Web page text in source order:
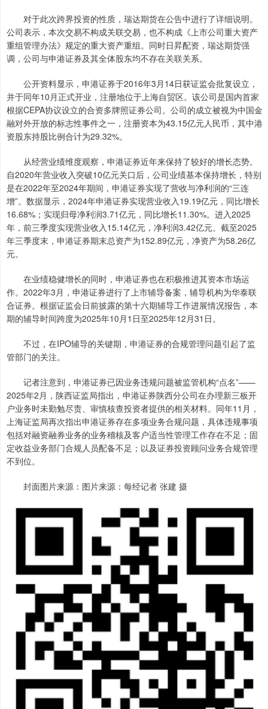
对于此次跨界投资的性质，瑞达期货在公告中进行了详细说明。
公司表示，本次交易不构成关联交易，也不构成《上市公司重大资产
重组管理办法》规定的重大资产重组。同时日昇配资，瑞达期货强
调，公司与申港证券及其全体股东均不存在关联关系。
公开资料显示，申港证券于2016年3月14日获证监会批复设立，
并于同年10月正式开业，注册地位于上海自贸区。该公司是国内首家
根据CEPA协议设立的合资多牌照证券公司。公司的成立被视为中国金
融对外开放的标志性事件之一，注册资本为43.15亿元人民币，其中港
资股东持股比例合计为29.32%。
从经营业绩维度观察，申港证券近年来保持了较好的增长态势。
自2020年营业收入突破10亿元关口后，公司业绩基本保持增长，特别
是在2022年至2024年期间，申港证券实现了营收与净利润的“三连
增”。数据显示，2024年申港证券实现营业收入19.19亿元，同比增长
16.68%；实现归母净利润3.71亿元，同比增长11.30%。进入2025
年，前三季度实现营业收入15.14亿元，净利润3.42亿元。截至2025
年三季度末，申港证券期末总资产为152.89亿元，净资产为58.26亿
元。
在业绩稳健增长的同时，申港证券也在积极推进其资本市场运
作。2022年3月，申港证券进行了上市辅导备案，辅导机构为华泰联
合证券。根据证监会日前披露的第十六期辅导工作进展情况报告，本
期的辅导时间跨度为2025年10月1日至2025年12月31日。
不过，在IPO辅导的关键期，申港证券的合规管理问题引起了监
管部门的关注。
记者注意到，申港证券已因业务违规问题被监管机构“点名”——
2025年2月，陕西证监局指出，申港证券陕西分公司在办理新三板开
户业务时未勤勉尽责、审慎核查投资者提供的相关材料。同年11月，
上海证监局再次指出申港证券存在多项业务合规问题，具体违规事项
包括对融资融券业务的业务稽核及客户适当性管理工作存在不足；固
定收益业务部门合规人员配备不足；以及证券投资顾问业务合规管理
不到位。
封面图片来源：图片来源：每经记者 张建 摄